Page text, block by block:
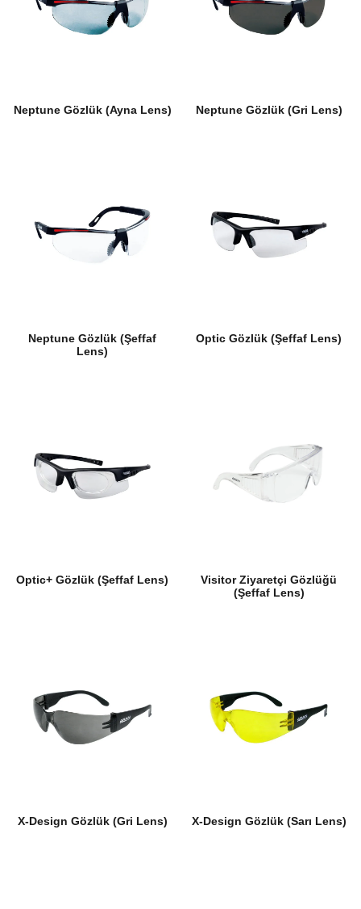
Neptune Gözlük (Ayna Lens) Neptune Gözlük (Gri Lens)
Neptune Gözlük (Şeffaf
Lens)
Optic Gözlük (Şeffaf Lens)
Optic+ Gözlük (Şeffaf Lens)
Visitor Ziyaretçi Gözlüğü
(Şeffaf Lens)
X-Design Gözlük (Gri Lens) X-Design Gözlük (Sarı Lens)